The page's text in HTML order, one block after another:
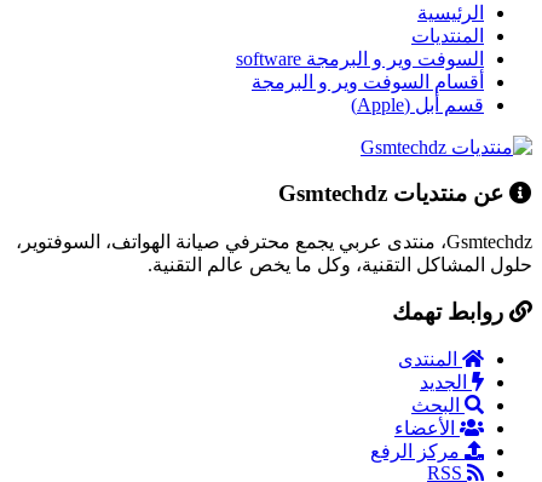
الرئيسية
المنتديات
السوفت وير و البرمجة software
أقسام السوفت وير و البرمجة
قسم أبل (Apple)
عن منتديات Gsmtechdz
Gsmtechdz، منتدى عربي يجمع محترفي صيانة الهواتف، السوفتوير،
حلول المشاكل التقنية، وكل ما يخص عالم التقنية.
روابط تهمك
المنتدى
الجديد
البحث
الأعضاء
مركز الرفع